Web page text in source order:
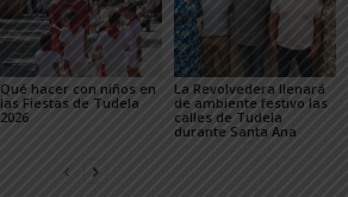
Qué hacer con niños en
las Fiestas de Tudela
2026
La Revolvedera llenará
de ambiente festivo las
calles de Tudela
durante Santa Ana